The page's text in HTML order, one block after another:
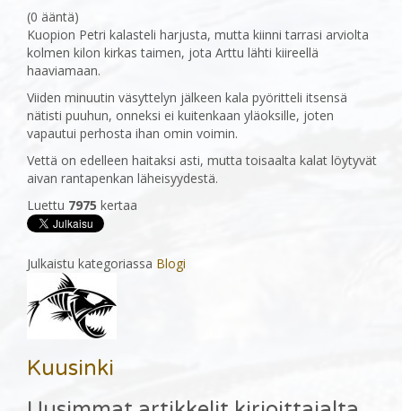
(0 ääntä)
Kuopion Petri kalasteli harjusta, mutta kiinni tarrasi arviolta
kolmen kilon kirkas taimen, jota Arttu lähti kiireellä
haaviamaan.
Viiden minuutin väsyttelyn jälkeen kala pyöritteli itsensä
nätisti puuhun, onneksi ei kuitenkaan yläoksille, joten
vapautui perhosta ihan omin voimin.
Vettä on edelleen haitaksi asti, mutta toisaalta kalat löytyvät
aivan rantapenkan läheisyydestä.
Luettu 7975 kertaa
Julkaistu kategoriassa Blogi
Kuusinki